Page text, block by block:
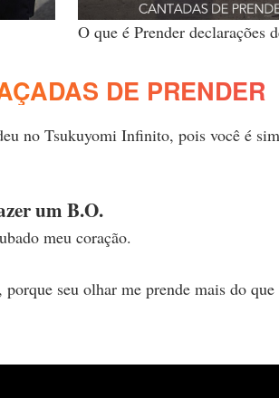
O que é Prender declarações
DE PRENDER
no Tsukuyomi Infinito, pois você é
um B.O.
meu coração.
seu olhar me prende mais do que